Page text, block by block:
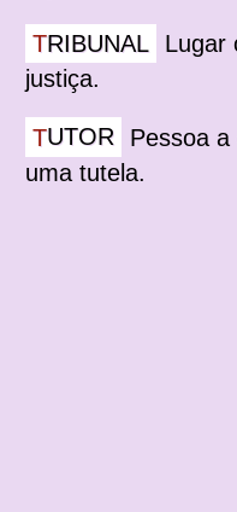
TRIBUNAL
Lugar
justiça.
TUTOR
Pessoa
uma tutela.